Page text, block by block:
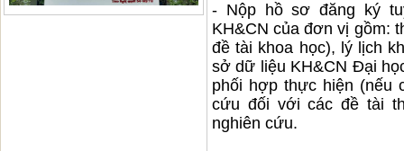
- Nộp hồ sơ đăng ký
KH&CN của đơn vị gồm:
đề tài khoa học), lý lịch
sở dữ liệu KH&CN Đại
phối hợp thực hiện (nếu
cứu đối với các đề tài
nghiên cứu.